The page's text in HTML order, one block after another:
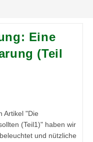
Eine
(Teil
Artikel "Die
(Teil1)" haben wir
und nützliche